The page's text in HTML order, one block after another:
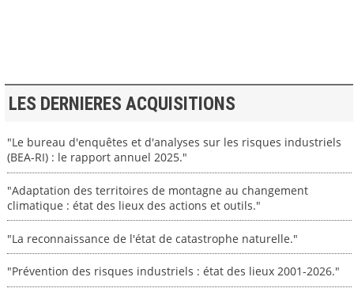
LES DERNIERES ACQUISITIONS
"Le bureau d'enquêtes et d'analyses sur les risques industriels
(BEA-RI) : le rapport annuel 2025."
"Adaptation des territoires de montagne au changement
climatique : état des lieux des actions et outils."
"La reconnaissance de l'état de catastrophe naturelle."
"Prévention des risques industriels : état des lieux 2001-2026."